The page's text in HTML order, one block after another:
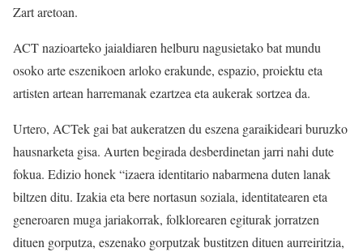
Zart aretoan.
ACT nazioarteko jaialdiaren helburu nagusietako bat mundu
osoko arte eszenikoen arloko erakunde, espazio, proiektu eta
artisten artean harremanak ezartzea eta aukerak sortzea da.
Urtero, ACTek gai bat aukeratzen du eszena garaikideari buruzko
hausnarketa gisa. Aurten begirada desberdinetan jarri nahi dute
fokua. Edizio honek “izaera identitario nabarmena duten lanak
biltzen ditu. Izakia eta bere nortasun soziala, identitatearen eta
generoaren muga jariakorrak, folklorearen egiturak jorratzen
dituen gorputza, eszenako gorputzak bustitzen dituen aurreiritzia,